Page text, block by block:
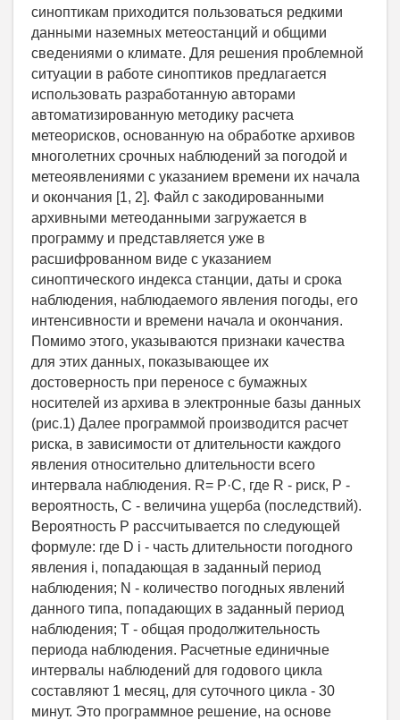
синоптикам приходится пользоваться редкими
данными наземных метеостанций и общими
сведениями о климате. Для решения проблемной
ситуации в работе синоптиков предлагается
использовать разработанную авторами
автоматизированную методику расчета
метеорисков, основанную на обработке архивов
многолетних срочных наблюдений за погодой и
метеоявлениями с указанием времени их начала
и окончания [1, 2]. Файл с закодированными
архивными метеоданными загружается в
программу и представляется уже в
расшифрованном виде с указанием
синоптического индекса станции, даты и срока
наблюдения, наблюдаемого явления погоды, его
интенсивности и времени начала и окончания.
Помимо этого, указываются признаки качества
для этих данных, показывающее их
достоверность при переносе с бумажных
носителей из архива в электронные базы данных
(рис.1) Далее программой производится расчет
риска, в зависимости от длительности каждого
явления относительно длительности всего
интервала наблюдения. R= P·C, где R - риск, P -
вероятность, C - величина ущерба (последствий).
Вероятность Р рассчитывается по следующей
формуле: где D i - часть длительности погодного
явления i, попадающая в заданный период
наблюдения; N - количество погодных явлений
данного типа, попадающих в заданный период
наблюдения; T - общая продолжительность
периода наблюдения. Расчетные единичные
интервалы наблюдений для годового цикла
составляют 1 месяц, для суточного цикла - 30
минут. Это программное решение, на основе